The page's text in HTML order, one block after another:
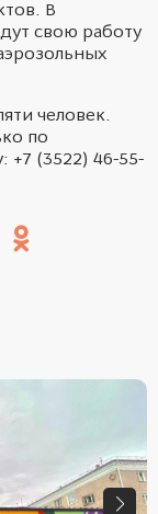
В
свою работу
человек.
по
+7 (3522) 46-55-